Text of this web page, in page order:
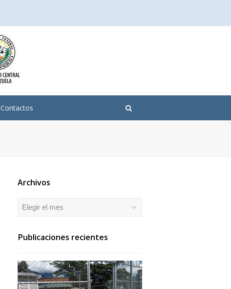
Contactos
Archivos
Archivos
Publicaciones recientes